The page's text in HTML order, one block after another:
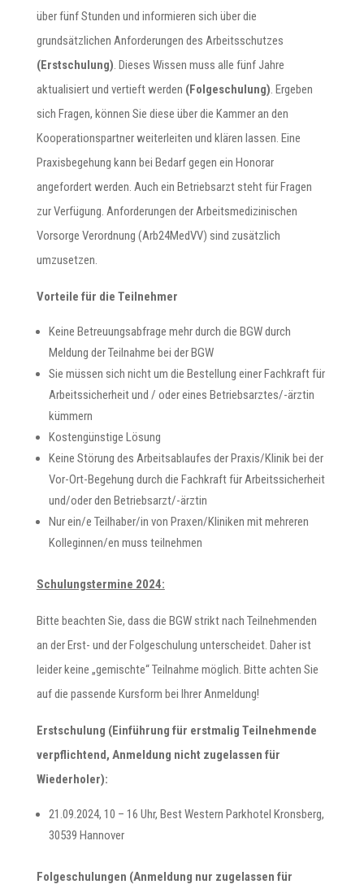
über fünf Stunden und informieren sich über die
grundsätzlichen Anforderungen des Arbeitsschutzes
(Erstschulung). Dieses Wissen muss alle fünf Jahre
aktualisiert und vertieft werden (Folgeschulung). Ergeben
sich Fragen, können Sie diese über die Kammer an den
Kooperationspartner weiterleiten und klären lassen. Eine
Praxisbegehung kann bei Bedarf gegen ein Honorar
angefordert werden. Auch ein Betriebsarzt steht für Fragen
zur Verfügung. Anforderungen der Arbeitsmedizinischen
Vorsorge Verordnung (Arb24MedVV) sind zusätzlich
umzusetzen.
Vorteile für die Teilnehmer
Keine Betreuungsabfrage mehr durch die BGW durch
Meldung der Teilnahme bei der BGW
Sie müssen sich nicht um die Bestellung einer Fachkraft für
Arbeitssicherheit und / oder eines Betriebsarztes/-ärztin
kümmern
Kostengünstige Lösung
Keine Störung des Arbeitsablaufes der Praxis/Klinik bei der
Vor-Ort-Begehung durch die Fachkraft für Arbeitssicherheit
und/oder den Betriebsarzt/-ärztin
Nur ein/e Teilhaber/in von Praxen/Kliniken mit mehreren
Kolleginnen/en muss teilnehmen
Schulungstermine 2024:
Bitte beachten Sie, dass die BGW strikt nach Teilnehmenden
an der Erst- und der Folgeschulung unterscheidet. Daher ist
leider keine „gemischte“ Teilnahme möglich. Bitte achten Sie
auf die passende Kursform bei Ihrer Anmeldung!
Erstschulung (Einführung für erstmalig Teilnehmende
verpflichtend, Anmeldung nicht zugelassen für
Wiederholer):
21.09.2024, 10 – 16 Uhr, Best Western Parkhotel Kronsberg,
30539 Hannover
Folgeschulungen (Anmeldung nur zugelassen für